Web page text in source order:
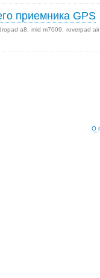
приемника GPS
a8 mid m7009 roverpad
О